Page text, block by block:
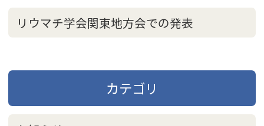
リウマチ学会関東地方会での発表
カテゴリ